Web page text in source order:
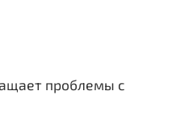
проблемы с